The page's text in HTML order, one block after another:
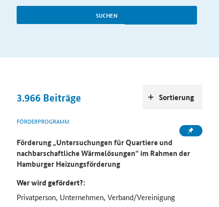
SUCHEN
3.966 Beiträge
FÖRDERPROGRAMM
Förderung „Untersuchungen für Quartiere und
nachbarschaftliche Wärmelösungen“ im Rahmen der
Hamburger Heizungsförderung
Wer wird gefördert?:
Privatperson, Unternehmen, Verband/Vereinigung
Sortierung